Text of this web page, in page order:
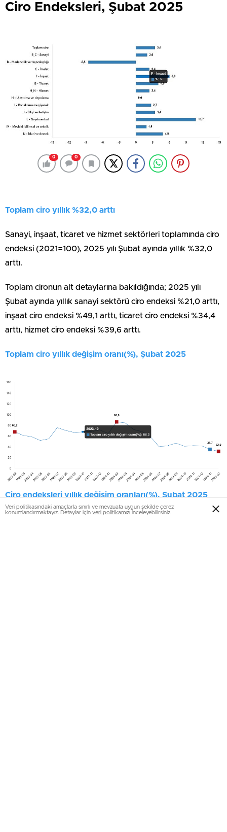
Ciro Endeksleri, Şubat 2025
0 0
Toplam ciro yıllık %32,0 arttı
Sanayi, inşaat, ticaret ve hizmet sektörleri toplamında ciro
endeksi (2021=100), 2025 yılı Şubat ayında yıllık %32,0
arttı.
Toplam cironun alt detaylarına bakıldığında; 2025 yılı
Şubat ayında yıllık sanayi sektörü ciro endeksi %21,0 arttı,
inşaat ciro endeksi %49,1 arttı, ticaret ciro endeksi %34,4
arttı, hizmet ciro endeksi %39,6 arttı.
Toplam ciro yıllık değişim oranı(%), Şubat 2025
Ciro endeksleri yıllık değişim oranları(%), Şubat 2025
Veri politikasındaki amaçlarla sınırlı ve mevzuata uygun şekilde çerez
konumlandırmaktayız. Detaylar için veri politikamızı inceleyebilirsiniz.